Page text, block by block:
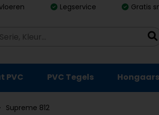
Legservice Gratis
PVC PVC Tegels
Supreme 812